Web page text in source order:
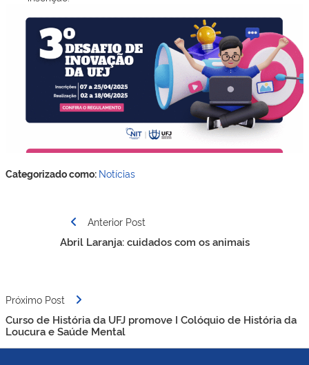
Categorizado como: Notícias
NavegaçãoAnterior Post
Abril Laranja: cuidados com os animais
Próximo Post
Curso de História da UFJ promove I Colóquio de História da
Loucura e Saúde Mental